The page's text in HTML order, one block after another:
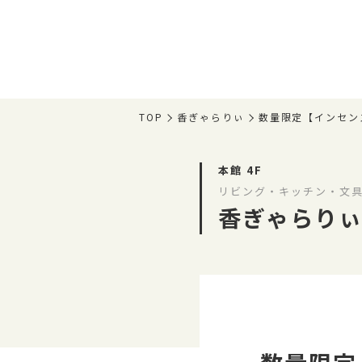
TOP 香ぎゃらりぃ 数量限定【インセ
本館 4F
リビング・キッチン・文
香ぎゃらりぃ